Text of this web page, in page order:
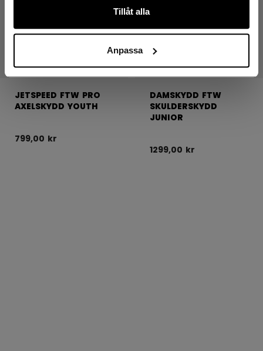
Tillåt alla
Anpassa
JETSPEED FTW PRO
AXELSKYDD YOUTH
799,00 kr
DAMSKYDD FTW
SKULDERSKYDD
JUNIOR
1299,00 kr